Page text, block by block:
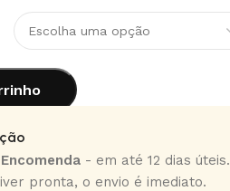
- em até 12 dias úteis.
pronta, o envio é imediato.